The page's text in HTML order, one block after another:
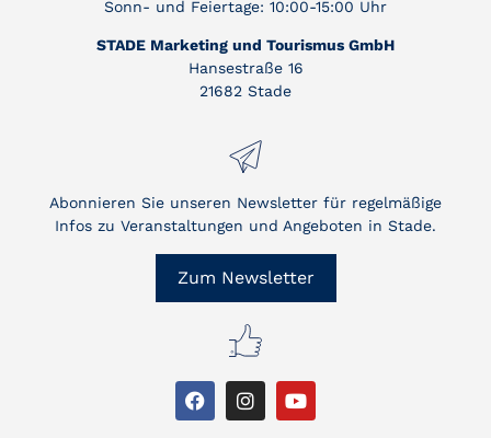
Sonn- und Feiertage: 10:00-15:00 Uhr
STADE Marketing und Tourismus GmbH
Hansestraße 16
21682 Stade
Abonnieren Sie unseren Newsletter für regelmäßige
Infos zu Veranstaltungen und Angeboten in Stade.
Zum Newsletter